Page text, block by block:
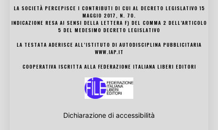
LA SOCIETÀ PERCEPISCE I CONTRIBUTI DI CUI AL DECRETO LEGISLATIVO 15
MAGGIO 2017, N. 70.
INDICAZIONE RESA AI SENSI DELLA LETTERA F) DEL COMMA 2 DELL’ARTICOLO
5 DEL MEDESIMO DECRETO LEGISLATIVO
LA TESTATA ADERISCE ALL’ISTITUTO DI AUTODISCIPLINA PUBBLICITARIA
WWW.IAP.IT
COOPERATIVA ISCRITTA ALLA FEDERAZIONE ITALIANA LIBERI EDITORI
Dichiarazione di accessibilità